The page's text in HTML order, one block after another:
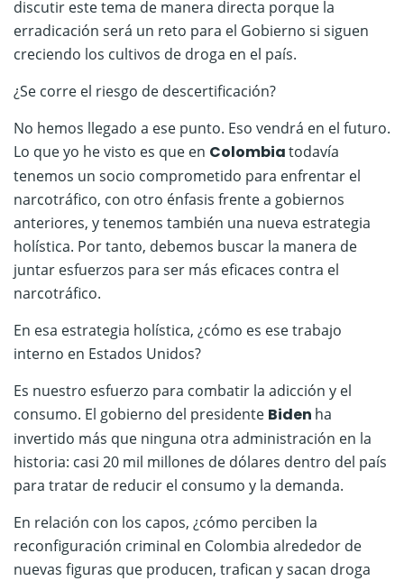
discutir este tema de manera directa porque la
erradicación será un reto para el Gobierno si siguen
creciendo los cultivos de droga en el país.
¿Se corre el riesgo de descertificación?
No hemos llegado a ese punto. Eso vendrá en el futuro.
Lo que yo he visto es que en Colombiatodavía
tenemos un socio comprometido para enfrentar el
narcotráfico, con otro énfasis frente a gobiernos
anteriores, y tenemos también una nueva estrategia
holística. Por tanto, debemos buscar la manera de
juntar esfuerzos para ser más eficaces contra el
narcotráfico.
En esa estrategia holística, ¿cómo es ese trabajo
interno en Estados Unidos?
Es nuestro esfuerzo para combatir la adicción y el
consumo. El gobierno del presidente Biden ha
invertido más que ninguna otra administración en la
historia: casi 20 mil millones de dólares dentro del país
para tratar de reducir el consumo y la demanda.
En relación con los capos, ¿cómo perciben la
reconfiguración criminal en Colombia alrededor de
nuevas figuras que producen, trafican y sacan droga